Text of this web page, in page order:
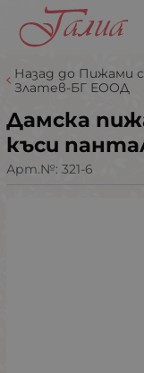
Назад до Пижами
Златев-БГ ЕООД
Дамска
къси
Арт.№: 321-6